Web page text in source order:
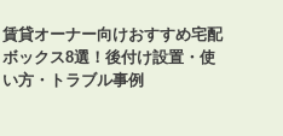
賃貸オーナー向けおすすめ宅配
ボックス8選！後付け設置・使
い方・トラブル事例